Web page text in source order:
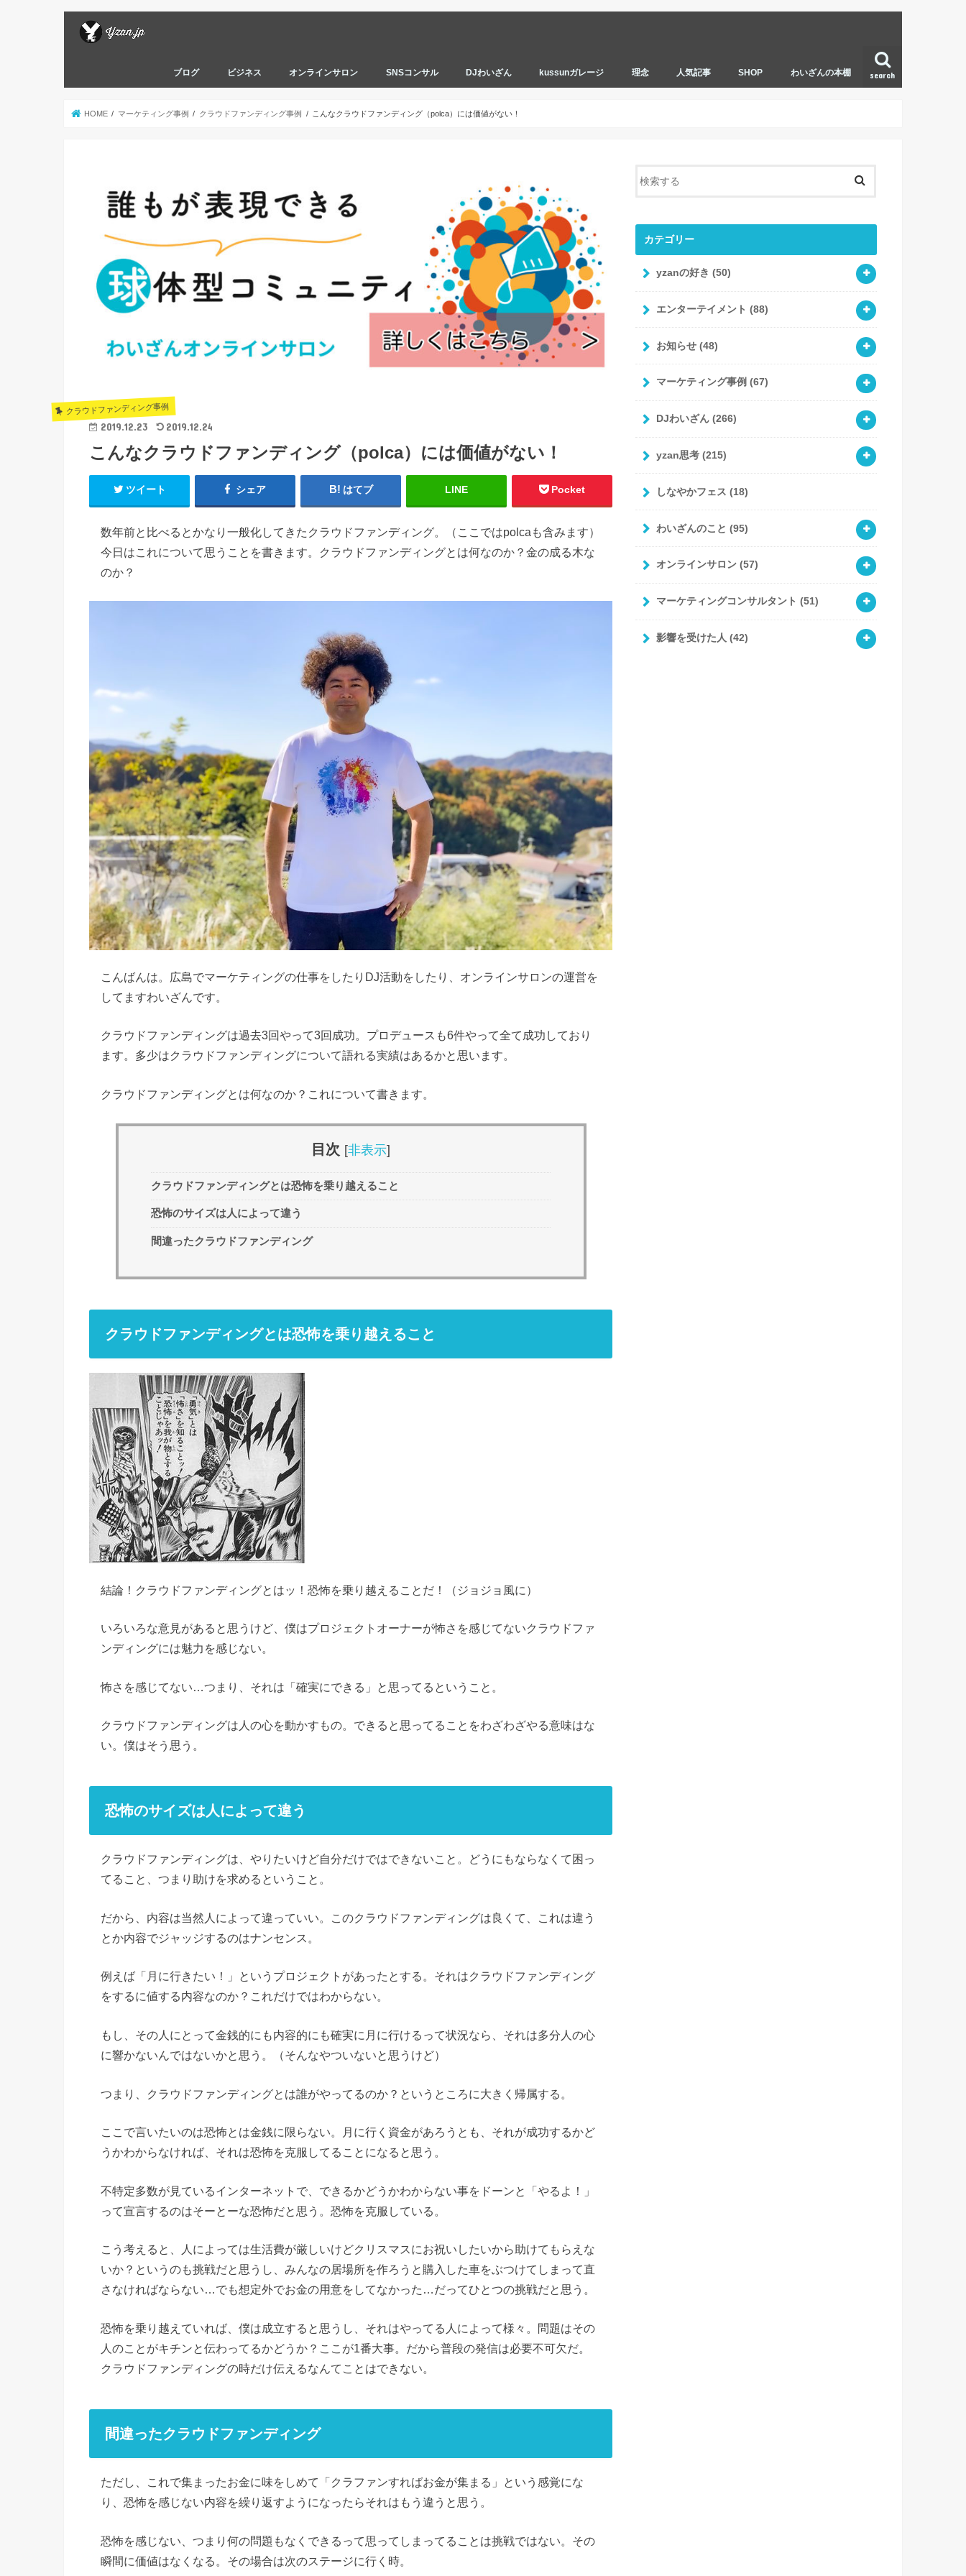
search
ブログ ビジネス オンラインサロン SNSコンサル DJわいざん kussunガレージ 理念 人気記事 SHOP わいざんの本棚
HOME マーケティング事例 クラウドファンディング事例 こんなクラウドファンディング（polca）には価値がない！
クラウドファンディング事例
2019.12.23 2019.12.24
こんなクラウドファンディング（polca）には価値がない！
ツイート シェア はてブ LINE Pocket
数年前と比べるとかなり一般化してきたクラウドファンディング。（ここではpolcaも含みます）
今日はこれについて思うことを書きます。クラウドファンディングとは何なのか？金の成る木な
のか？
こんばんは。広島でマーケティングの仕事をしたりDJ活動をしたり、オンラインサロンの運営を
してますわいざんです。
クラウドファンディングは過去3回やって3回成功。プロデュースも6件やって全て成功しており
ます。多少はクラウドファンディングについて語れる実績はあるかと思います。
クラウドファンディングとは何なのか？これについて書きます。
目次 [非表示]
クラウドファンディングとは恐怖を乗り越えること
恐怖のサイズは人によって違う
間違ったクラウドファンディング
クラウドファンディングとは恐怖を乗り越えること
結論！クラウドファンディングとはッ！恐怖を乗り越えることだ！（ジョジョ風に）
いろいろな意見があると思うけど、僕はプロジェクトオーナーが怖さを感じてないクラウドファ
ンディングには魅力を感じない。
怖さを感じてない…つまり、それは「確実にできる」と思ってるということ。
クラウドファンディングは人の心を動かすもの。できると思ってることをわざわざやる意味はな
い。僕はそう思う。
恐怖のサイズは人によって違う
クラウドファンディングは、やりたいけど自分だけではできないこと。どうにもならなくて困っ
てること、つまり助けを求めるということ。
だから、内容は当然人によって違っていい。このクラウドファンディングは良くて、これは違う
とか内容でジャッジするのはナンセンス。
例えば「月に行きたい！」というプロジェクトがあったとする。それはクラウドファンディング
をするに値する内容なのか？これだけではわからない。
もし、その人にとって金銭的にも内容的にも確実に月に行けるって状況なら、それは多分人の心
に響かないんではないかと思う。（そんなやついないと思うけど）
つまり、クラウドファンディングとは誰がやってるのか？というところに大きく帰属する。
ここで言いたいのは恐怖とは金銭に限らない。月に行く資金があろうとも、それが成功するかど
うかわからなければ、それは恐怖を克服してることになると思う。
不特定多数が見ているインターネットで、できるかどうかわからない事をドーンと「やるよ！」
って宣言するのはそーとーな恐怖だと思う。恐怖を克服している。
こう考えると、人によっては生活費が厳しいけどクリスマスにお祝いしたいから助けてもらえな
いか？というのも挑戦だと思うし、みんなの居場所を作ろうと購入した車をぶつけてしまって直
さなければならない…でも想定外でお金の用意をしてなかった…だってひとつの挑戦だと思う。
恐怖を乗り越えていれば、僕は成立すると思うし、それはやってる人によって様々。問題はその
人のことがキチンと伝わってるかどうか？ここが1番大事。だから普段の発信は必要不可欠だ。
クラウドファンディングの時だけ伝えるなんてことはできない。
間違ったクラウドファンディング
ただし、これで集まったお金に味をしめて「クラファンすればお金が集まる」という感覚にな
り、恐怖を感じない内容を繰り返すようになったらそれはもう違うと思う。
恐怖を感じない、つまり何の問題もなくできるって思ってしまってることは挑戦ではない。その
瞬間に価値はなくなる。その場合は次のステージに行く時。
カテゴリー
yzanの好き (50)
エンターテイメント (88)
お知らせ (48)
マーケティング事例 (67)
DJわいざん (266)
yzan思考 (215)
しなやかフェス (18)
わいざんのこと (95)
オンラインサロン (57)
マーケティングコンサルタント (51)
影響を受けた人 (42)